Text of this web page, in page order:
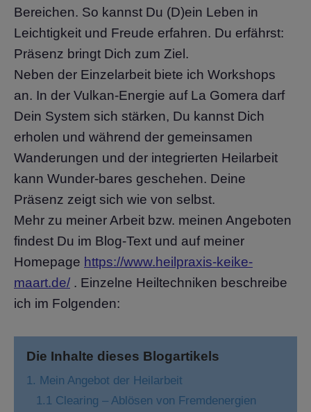
Bereichen. So kannst Du (D)ein Leben in
Leichtigkeit und Freude erfahren. Du erfährst:
Präsenz bringt Dich zum Ziel.
Neben der Einzelarbeit biete ich Workshops
an. In der Vulkan-Energie auf La Gomera darf
Dein System sich stärken, Du kannst Dich
erholen und während der gemeinsamen
Wanderungen und der integrierten Heilarbeit
kann Wunder-bares geschehen. Deine
Präsenz zeigt sich wie von selbst.
Mehr zu meiner Arbeit bzw. meinen Angeboten
findest Du im Blog-Text und auf meiner
Homepage https://www.heilpraxis-keike-
maart.de/ . Einzelne Heiltechniken beschreibe
ich im Folgenden:
Die Inhalte dieses Blogartikels
1. Mein Angebot der Heilarbeit
1.1 Clearing – Ablösen von Fremdenergien